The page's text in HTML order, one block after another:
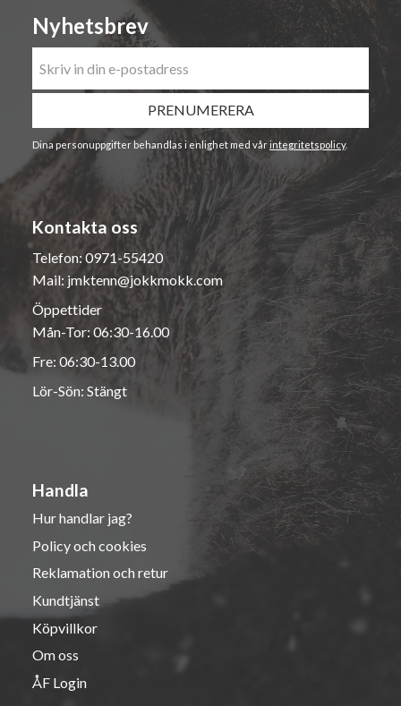
Nyhetsbrev
PRENUMERERA
Dina personuppgifter behandlas i enlighet med vårintegritetspolicy.
Kontakta oss
Telefon: 0971-55420
Mail: jmktenn@jokkmokk.com
Öppettider
Mån-Tor: 06:30-16.00
Fre: 06:30-13.00
Lör-Sön: Stängt
Handla
Hur handlar jag?
Policy och cookies
Reklamation och retur
Kundtjänst
Köpvillkor
Om oss
ÅF Login